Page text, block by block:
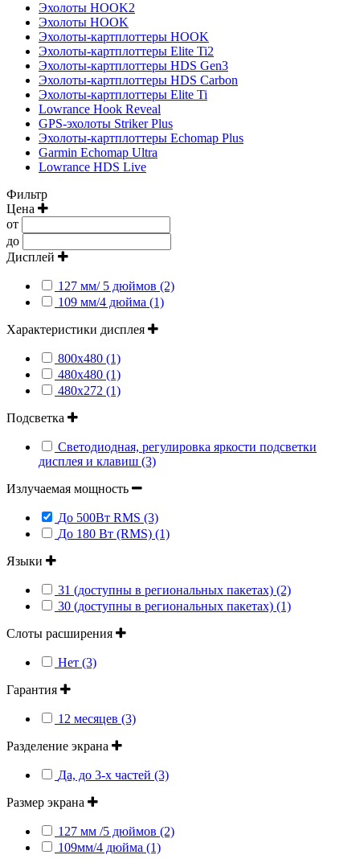
Эхолоты HOOK2
Эхолоты HOOK
Эхолоты-картплоттеры HOOK
Эхолоты-картплоттеры Elite Ti2
Эхолоты-картплоттеры HDS Gen3
Эхолоты-картплоттеры HDS Carbon
Эхолоты-картплоттеры Elite Ti
Lowrance Hook Reveal
GPS-эхолоты Striker Plus
Эхолоты-картплоттеры Echomap Plus
Garmin Echomap Ultra
Lowrance HDS Live
Фильтр
Цена
от
до
Дисплей
127 мм/ 5 дюймов (2)
109 мм/4 дюйма (1)
Характеристики дисплея
800х480 (1)
480х480 (1)
480х272 (1)
Подсветка
Светодиодная, регулировка яркости подсветки
дисплея и клавиш (3)
Излучаемая мощность
До 500Вт RMS (3)
До 180 Вт (RMS) (1)
Языки
31 (доступны в региональных пакетах) (2)
30 (доступны в региональных пакетах) (1)
Слоты расширения
Нет (3)
Гарантия
12 месяцев (3)
Разделение экрана
Да, до 3-х частей (3)
Размер экрана
127 мм /5 дюймов (2)
109мм/4 дюйма (1)